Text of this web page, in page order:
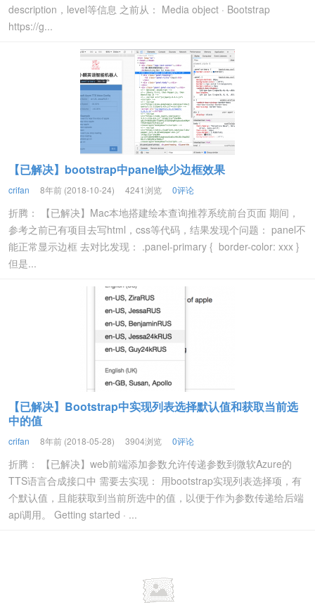
description，level等信息 之前从： Media object · Bootstrap
https://g...
【已解决】bootstrap中panel缺少边框效果
crifan 8年前 (2018-10-24) 4241浏览 0评论
折腾： 【已解决】Mac本地搭建绘本查询推荐系统前台页面 期间，
参考之前已有项目去写html，css等代码，结果发现个问题： panel不
能正常显示边框 去对比发现： .panel-primary { border-color: xxx }
但是...
【已解决】Bootstrap中实现列表选择默认值和获取当前选
中的值
crifan 8年前 (2018-05-28) 3904浏览 0评论
折腾： 【已解决】web前端添加参数允许传递参数到微软Azure的
TTS语言合成接口中 需要去实现： 用bootstrap实现列表选择项，有
个默认值，且能获取到当前所选中的值，以便于作为参数传递给后端
api调用。 Getting started · ...